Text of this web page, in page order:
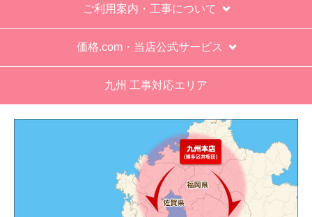
エアコン専門の担当べつにもう一人来て欲しかっ
た。
メールだとは知らず、確認できなかった。
エアコンが２００V対応型だが、同じ２００Vでも
業務用なのでコンセントの形状が違い、途中で工
事業者が買いに行く始末。注文時に形状の確認も
別の部屋もお願いしたいと考えていたが、少々不
ご利用案内・工事について
価格.com・当店公式サービス
九州 工事対応エリア